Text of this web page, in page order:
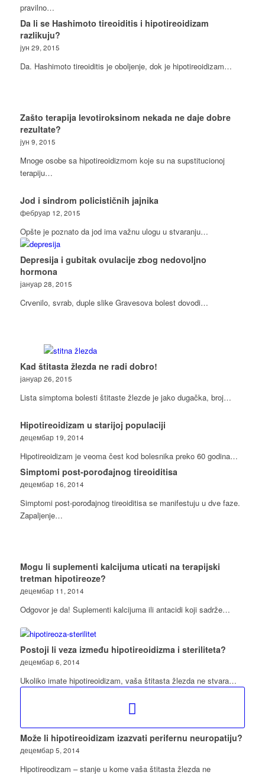
pravilno…
Da li se Hashimoto tireoiditis i hipotireoidizam
razlikuju?
јун 29, 2015
Da. Hashimoto tireoiditis je oboljenje, dok je hipotireoidizam…
Zašto terapija levotiroksinom nekada ne daje dobre
rezultate?
јун 9, 2015
Mnoge osobe sa hipotireoidizmom koje su na supstitucionoj
terapiju…
Jod i sindrom policističnih jajnika
фебруар 12, 2015
Opšte je poznato da jod ima važnu ulogu u stvaranju…
Depresija i gubitak ovulacije zbog nedovoljno
hormona
јануар 28, 2015
Crvenilo, svrab, duple slike Gravesova bolest dovodi…
Kad štitasta žlezda ne radi dobro!
јануар 26, 2015
Lista simptoma bolesti štitaste žlezde je jako dugačka, broj…
Hipotireoidizam u starijoj populaciji
децембар 19, 2014
Hipotireoidizam je veoma čest kod bolesnika preko 60 godina…
Simptomi post-porođajnog tireoiditisa
децембар 16, 2014
Simptomi post-porođajnog tireoiditisa se manifestuju u dve faze.
Zapaljenje…
Mogu li suplementi kalcijuma uticati na terapijski
tretman hipotireoze?
децембар 11, 2014
Odgovor je da! Suplementi kalcijuma ili antacidi koji sadrže…
Postoji li veza između hipotireoidizma i steriliteta?
децембар 6, 2014
Ukoliko imate hipotireoidizam, vaša štitasta žlezda ne stvara…
Može li hipotireoidizam izazvati perifernu neuropatiju?
децембар 5, 2014
Hipotireodizam – stanje u kome vaša štitasta žlezda ne